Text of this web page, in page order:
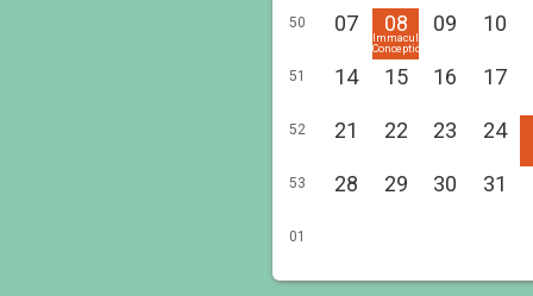
50 07 08
Immaculée
Conception
09 10
51 14 15 16 17
52 21 22 23 24
53 28 29 30 31
01